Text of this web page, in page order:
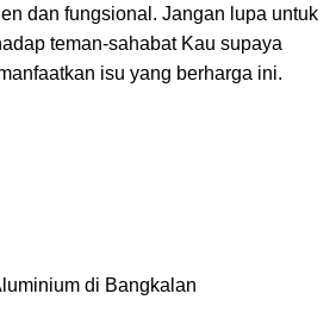
dan fungsional. Jangan lupa untuk
teman-sahabat Kau supaya
isu yang berharga ini.
di Bangkalan